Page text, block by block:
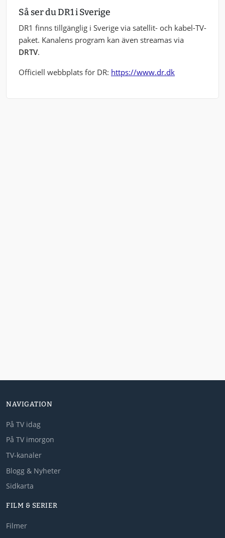
Så ser du DR1 i Sverige
DR1 finns tillgänglig i Sverige via satellit- och kabel-TV-
paket. Kanalens program kan även streamas via
DRTV.
Officiell webbplats för DR: https://www.dr.dk
NAVIGATION
På TV idag
På TV imorgon
TV-kanaler
Blogg & Nyheter
Sidkarta
FILM & SERIER
Filmer